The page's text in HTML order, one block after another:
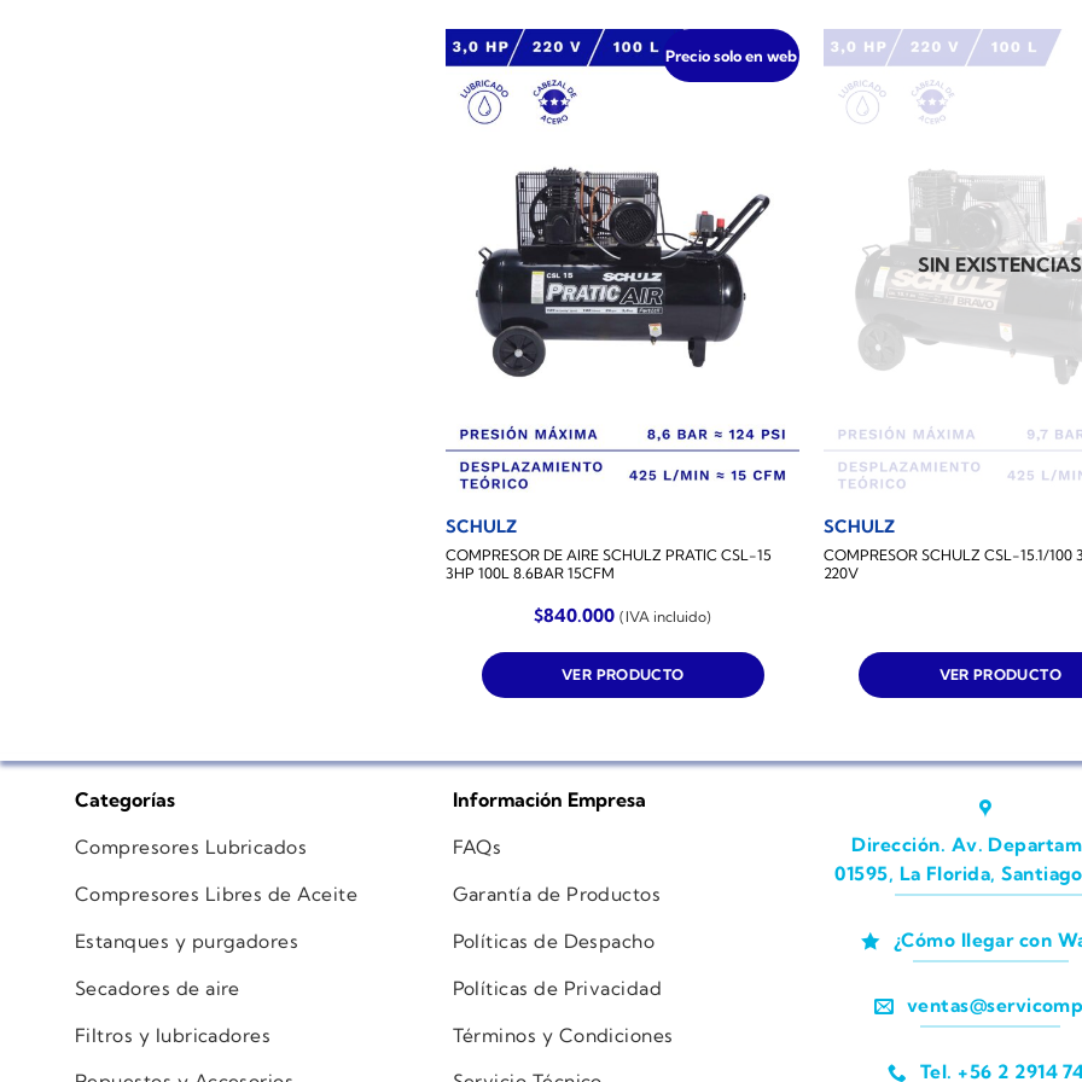
Precio solo en web
SCHULZ
COMPRESOR DE AIRE SCHULZ PRATIC CSL-15
3HP 100L 8.6BAR 15CFM
$840.000 (IVA incluido)
VER PRODUCTO
SIN EXISTENCIAS
SCHULZ
COMPRESOR SCHULZ CSL-15.1/100
220V
VER PRODUCTO
Categorías
Compresores Lubricados
Compresores Libres de Aceite
Estanques y purgadores
Secadores de aire
Filtros y lubricadores
Información Empresa
FAQs
Garantía de Productos
Políticas de Despacho
Políticas de Privacidad
Términos y Condiciones
Dirección. Av.
01595, La Florida,
¿Cómo llegar con
Tel. +56 2 2914